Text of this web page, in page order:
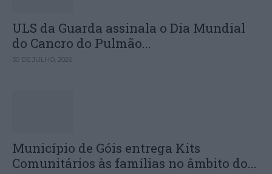
ULS da Guarda assinala o Dia Mundial
do Cancro do Pulmão...
30 DE JULHO, 2026
Município de Góis entrega Kits
Comunitários às famílias no âmbito do...